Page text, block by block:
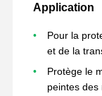
bande pour
Bande de
Double bande
Application
Pour la
et de la
Protège le
peintes des